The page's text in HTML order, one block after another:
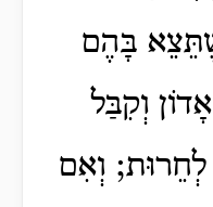
בָּהֶם
וְקִבַּל
וְאִם